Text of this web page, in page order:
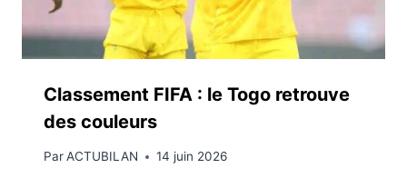
Classement FIFA : le Togo retrouve
des couleurs
ParACTUBILAN 14 juin 2026